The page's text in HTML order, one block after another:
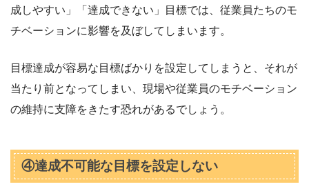
成しやすい」「達成できない」目標では、従業員たちのモ
チベーションに影響を及ぼしてしまいます。
目標達成が容易な目標ばかりを設定してしまうと、それが
当たり前となってしまい、現場や従業員のモチベーション
の維持に支障をきたす恐れがあるでしょう。
④達成不可能な目標を設定しない